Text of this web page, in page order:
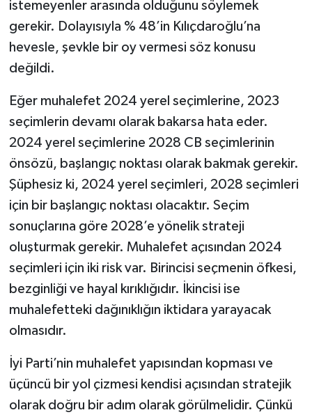
istemeyenler arasında olduğunu söylemek
gerekir. Dolayısıyla % 48’in Kılıçdaroğlu’na
hevesle, şevkle bir oy vermesi söz konusu
değildi.
Eğer muhalefet 2024 yerel seçimlerine, 2023
seçimlerin devamı olarak bakarsa hata eder.
2024 yerel seçimlerine 2028 CB seçimlerinin
önsözü, başlangıç noktası olarak bakmak gerekir.
Şüphesiz ki, 2024 yerel seçimleri, 2028 seçimleri
için bir başlangıç noktası olacaktır. Seçim
sonuçlarına göre 2028’e yönelik strateji
oluşturmak gerekir. Muhalefet açısından 2024
seçimleri için iki risk var. Birincisi seçmenin öfkesi,
bezginliği ve hayal kırıklığıdır. İkincisi ise
muhalefetteki dağınıklığın iktidara yarayacak
olmasıdır.
İyi Parti’nin muhalefet yapısından kopması ve
üçüncü bir yol çizmesi kendisi açısından stratejik
olarak doğru bir adım olarak görülmelidir. Çünkü